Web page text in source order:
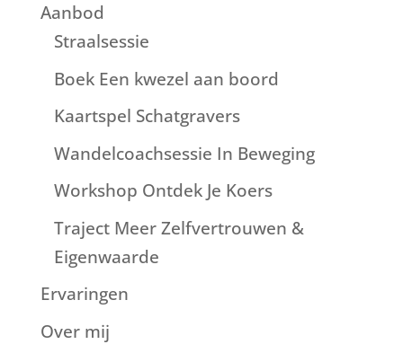
Aanbod
Straalsessie
Boek Een kwezel aan boord
Kaartspel Schatgravers
Wandelcoachsessie In Beweging
Workshop Ontdek Je Koers
Traject Meer Zelfvertrouwen &
Eigenwaarde
Ervaringen
Over mij